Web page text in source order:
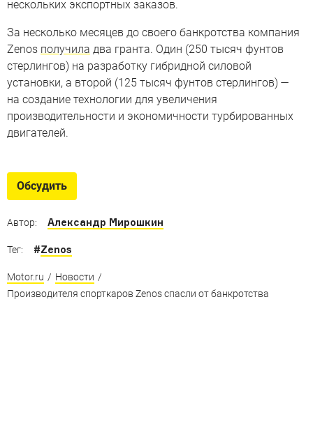
нескольких экспортных заказов.
За несколько месяцев до своего банкротства компания
Zenos получила два гранта. Один (250 тысяч фунтов
стерлингов) на разработку гибридной силовой
установки, а второй (125 тысяч фунтов стерлингов) —
на создание технологии для увеличения
производительности и экономичности турбированных
двигателей.
Обсудить
Автор: Александр Мирошкин
Тег: #Zenos
Motor.ru / Новости /
Производителя спорткаров Zenos спасли от банкротства